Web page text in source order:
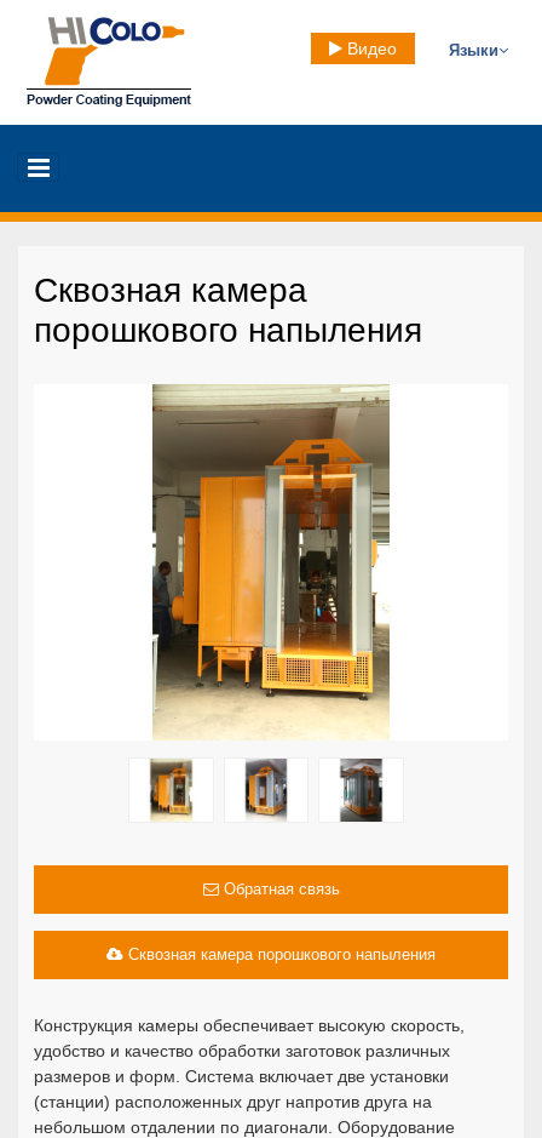
Языки
Видео
Сквозная камера
порошкового напыления
Обратная связь
Сквозная камера порошкового напыления
Конструкция камеры обеспечивает высокую скорость,
удобство и качество обработки заготовок различных
размеров и форм. Система включает две установки
(станции) расположенных друг напротив друга на
небольшом отдалении по диагонали. Оборудование